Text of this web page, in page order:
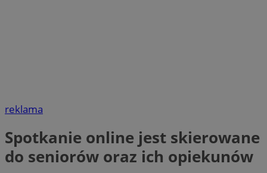
reklama
Spotkanie online jest skierowane
do seniorów oraz ich opiekunów